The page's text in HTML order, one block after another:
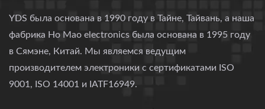
YDS была основана в 1990 году в Тайне, Тайвань, а наша
фабрика Ho Mao electronics была основана в 1995 году
в Сямэне, Китай. Мы являемся ведущим
производителем электроники с сертификатами ISO
9001, ISO 14001 и IATF16949.